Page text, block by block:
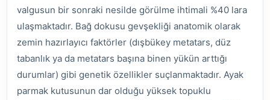
valgusun bir sonraki nesilde görülme ihtimali %40 lara
ulaşmaktadır. Bağ dokusu gevşekliği anatomik olarak
zemin hazırlayıcı faktörler (dışbükey metatars, düz
tabanlık ya da metatars başına binen yükün arttığı
durumlar) gibi genetik özellikler suçlanmaktadır. Ayak
parmak kutusunun dar olduğu yüksek topuklu